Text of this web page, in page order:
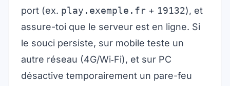
port (ex. play.exemple.fr + 19132), et
assure-toi que le serveur est en ligne. Si
le souci persiste, sur mobile teste un
autre réseau (4G/Wi‑Fi), et sur PC
désactive temporairement un pare-feu